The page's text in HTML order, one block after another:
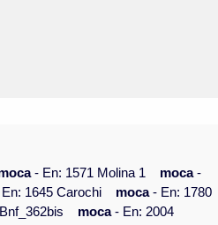
- En: 1571 Molina 1 moca-
1645 Carochi moca- En: 1780
moca- En: 2004